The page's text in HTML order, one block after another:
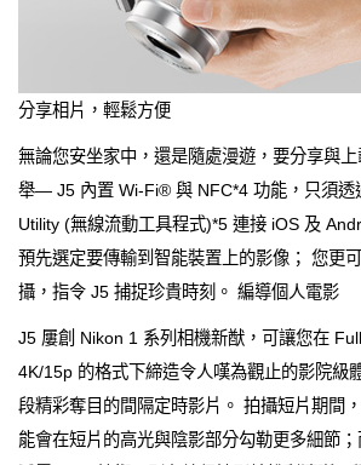
分享相片，輕鬆方便
無論您安坐家中，還是隨處漫遊，要分享與
舉— J5 內置 Wi-Fi® 與 NFC*4 功能，只須透
Utility (無線流動工具程式)*5 連接 iOS 及
預先選定要傳輸到智能裝置上的影像； 您更
攝，指令 J5 捕捉珍貴時刻。 編導個人電影
J5 屢創 Nikon 1 系列相機新猷，可讓您在
4K/15p 的格式下締造令人嘆為觀止的影院級
段精彩奪目的間隔定時影片。 拍攝短片期間
能會在短片的高光與陰影部分勾勒更多細節